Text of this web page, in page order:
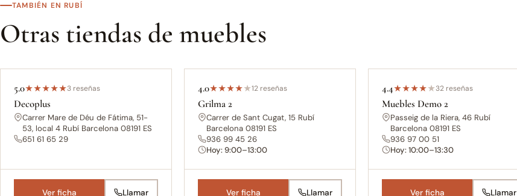
TAMBIÉN EN RUBÍ
Otras tiendas de muebles
5.0★★★★★3 reseñas
Decoplus
Carrer Mare de Déu de Fátima, 51-
53, local 4 Rubí Barcelona 08191 ES
651 61 65 29
Ver ficha Llamar
4.0★★★★★12 reseñas
Grilma 2
Carrer de Sant Cugat, 15 Rubí
Barcelona 08191 ES
936 99 45 26
Hoy: 9:00–13:00
Ver ficha Llamar
4.4★★★★★32 reseñas
Muebles Demo 2
Passeig de la Riera, 46 Rubí
Barcelona 08191 ES
936 97 00 51
Hoy: 10:00–13:30
Ver ficha Llamar